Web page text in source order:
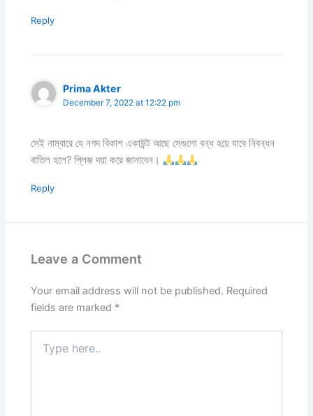
Reply
Prima Akter
December 7, 2022 at 12:22 pm
সেই নাম্বারে যে নগদ বিকাশ একাউন্ট আছে সেগুলো বন্ধ হয়ে যাবে নিবন্ধন
বাতিল হলে? প্লিজ দয়া করে জানাবেন।
Reply
Leave a Comment
Your email address will not be published. Required
fields are marked *
here..